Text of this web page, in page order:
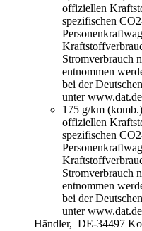
offiziellen
spezifischen
Stromverbrauch
entnommen
bei der
unter
175 g/km (komb.)
offiziellen
spezifischen
Stromverbrauch
entnommen
bei der
unter
Händler, DE-34497